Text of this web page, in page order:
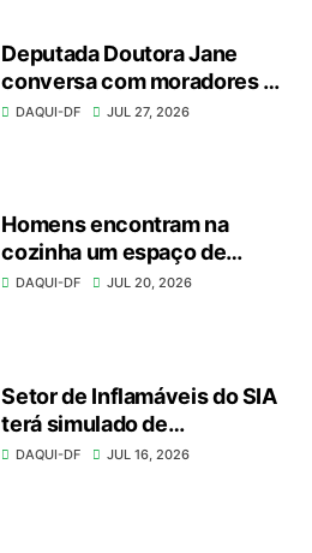
Deputada Doutora Jane
conversa com moradores e
apresenta investimentos
DAQUI-DF JUL 27, 2026
Homens encontram na
cozinha um espaço de
autonomia, bem-estar e
DAQUI-DF JUL 20, 2026
Setor de Inflamáveis do SIA
terá simulado de
emergência no domingo
DAQUI-DF JUL 16, 2026